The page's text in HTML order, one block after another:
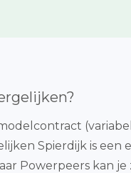
Spierdijk is
Powerpeers kan